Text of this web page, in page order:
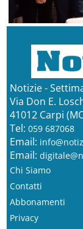
Notizie -
Via Don E.
41012 Carpi
Tel: 059 687068
Email:
Email:
Chi Siamo
Contatti
Abbonamenti
Privacy